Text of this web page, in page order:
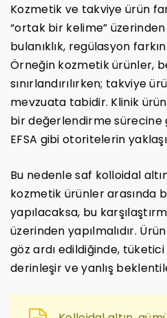
Kozmetik ve takviye ürün
“ortak bir kelime”
bulanıklık, regülasyon
Örneğin kozmetik ürünler,
sınırlandırılırken; takviye
mevzuata tabidir. Klinik
bir değerlendirme sürecine
EFSA gibi otoritelerin
Bu nedenle saf kolloidal
kozmetik ürünler arasında
yapılacaksa, bu
üzerinden yapılmalıdır.
göz ardı edildiğinde, tüketici
derinleşir ve yanlış